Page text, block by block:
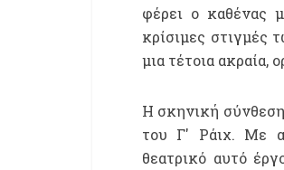
φέρει ο καθένας
κρίσιμες στιγμές
μια τέτοια ακραία,
Η σκηνική σύνθεση
του Γ' Ράιχ. Με
θεατρικό αυτό